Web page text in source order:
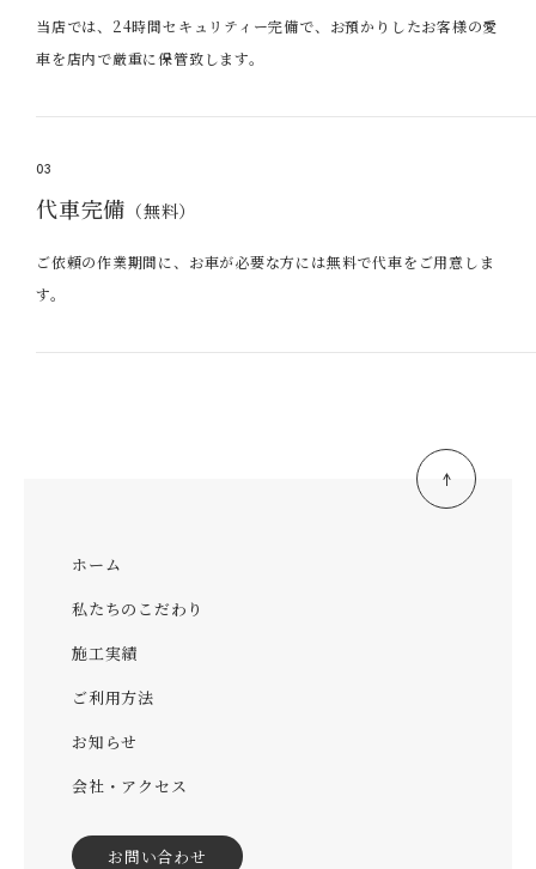
当店では、24時間セキュリティー完備で、お預かりしたお客様の愛
車を店内で厳重に保管致します。
03
代車完備 （無料）
ご依頼の作業期間に、お車が必要な方には無料で代車をご用意しま
す。
ホーム
私たちのこだわり
施工実績
ご利用方法
お知らせ
会社・アクセス
お問い合わせ